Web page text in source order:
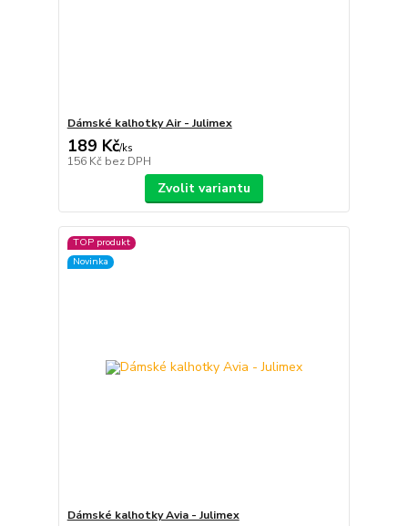
Dámské kalhotky Air - Julimex
189 Kč/ks
156 Kč bez DPH
Zvolit variantu
TOP produkt
Novinka
Dámské kalhotky Avia - Julimex